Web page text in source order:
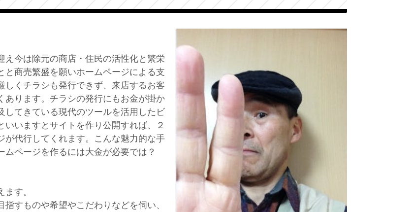
今は除元の商店・住民の活性化と繁栄
と商売繁盛を願いホームページによる支
くチラシも発行できず、来店するお客
あります。チラシの発行にもお金が掛か
してきている現代のツールを活用したビ
いますとサイトを作り公開すれば、２
が代行してくれます。こんな魅力的な手
ページを作るには大金が必要では？
す。
すものや希望やこだわりなどを伺い、